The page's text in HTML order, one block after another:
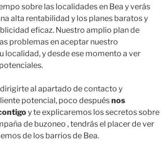
sobre las localidades en Bea y verás
alta rentabilidad y los planes baratos y
eficaz. Nuestro amplio plan de
problemas en aceptar nuestro
localidad, y desde ese momento a ver
al apartado de contacto y
potencial, poco despuésnos
y te explicaremos los secretos sobre
de buzoneo , tendrás el placer de ver
de los barrios de Bea.